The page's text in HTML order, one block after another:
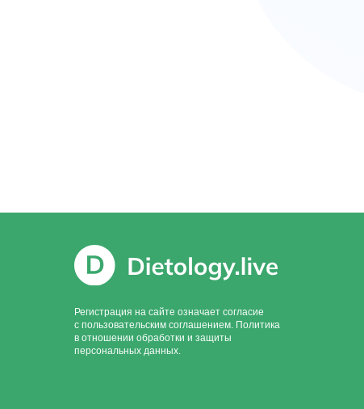
Регистрация на сайте означает согласие
с пользовательским соглашением. Политика
в отношении обработки и защиты
персональных данных.